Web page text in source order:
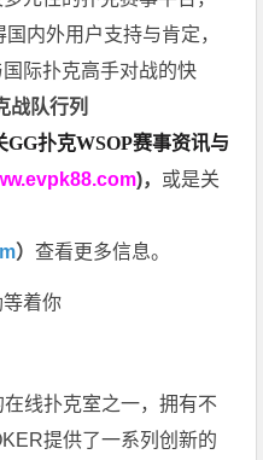
内外用户支持与肯定，
际扑克高手对战的快
战队行列
GG扑克WSOP赛事资讯与
)， 或是关
）查看更多信息。
着你
线扑克室之一，拥有不
提供了一系列创新的